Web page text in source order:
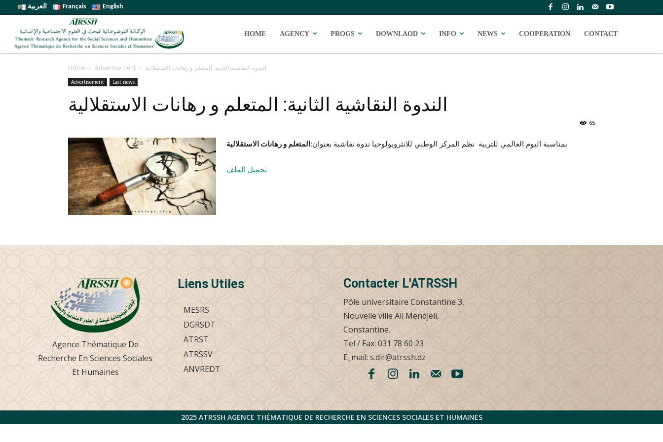
العربية Français English
HOME AGENCY PROGS DOWNLAOD INFO NEWS COOPERATION CONTACT
Home Advertisement الندوة النقاشية الثانية: المتعلم و رهانات الاستقلالية
Advertisement Last news
الندوة النقاشية الثانية: المتعلم و رهانات الاستقلالية
65
بمناسبة اليوم العالمي للتربية نظم المركز الوطني للانثروبولوجيا ندوة نقاشية بعنوان: المتعلم و رهانات لاستقلالية
تحميل الملف
Agence Thématique De
Recherche En Sciences Sociales
Et Humaines
Liens Utiles
MESRS
DGRSDT
ATRST
ATRSSV
ANVREDT
Contacter L'ATRSSH
Pôle universitaire Constantine 3,
Nouvelle ville Ali Mendjeli,
Constantine.
Tel / Fax: 031 78 60 23
E_mail: s.dir@atrssh.dz
2025 ATRSSH AGENCE THÉMATIQUE DE RECHERCHE EN SCIENCES SOCIALES ET HUMAINES